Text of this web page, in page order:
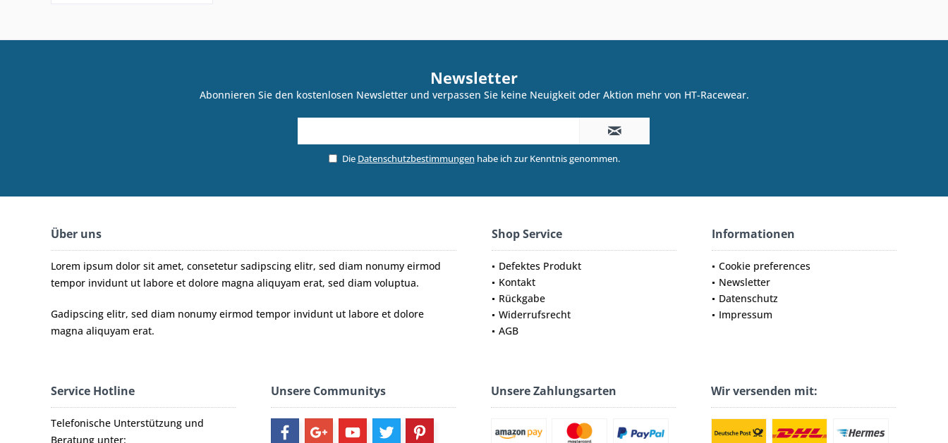
Newsletter
Abonnieren Sie den kostenlosen Newsletter und verpassen Sie keine Neuigkeit oder Aktion mehr von HT-Racewear.
Die Datenschutzbestimmungen habe ich zur Kenntnis genommen.
Über uns
Lorem ipsum dolor sit amet, consetetur sadipscing elitr, sed diam nonumy eirmod
tempor invidunt ut labore et dolore magna aliquyam erat, sed diam voluptua.
Gadipscing elitr, sed diam nonumy eirmod tempor invidunt ut labore et dolore
magna aliquyam erat.
Shop Service
Defektes Produkt
Kontakt
Rückgabe
Widerrufsrecht
AGB
Informationen
Cookie preferences
Newsletter
Datenschutz
Impressum
Service Hotline
Telefonische Unterstützung und
Beratung unter:
Unsere Communitys Unsere Zahlungsarten Wir versenden mit: